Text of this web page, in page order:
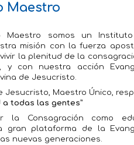
Maestro
Maestro somos un
misión con la fuerza
la plenitud de la
y con nuestra acción
de Jesucristo.
Jesucristo, Maestro Único,
a todas las gentes”
la Consagración como
plataforma de la
nuevas generaciones.